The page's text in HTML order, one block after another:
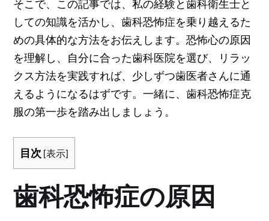
そこで、この記事では、私の経験と歯科衛生士と
しての知識を活かし、歯科恐怖症を乗り越えるた
めの具体的な方法をお伝えします。恐怖心の原因
を理解し、自分に合った歯科医院を選び、リラッ
クス方法を実践すれば、少しずつ歯医者さんに通
えるようになるはずです。一緒に、歯科恐怖症克
服の第一歩を踏み出しましょう。
目次 [表示]
歯科恐怖症の原因